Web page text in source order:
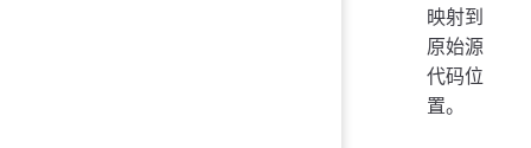
映射到
原始源
代码位
置。